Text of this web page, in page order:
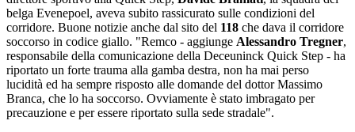
belga Evenepoel, aveva subito rassicurato sulle condizioni del
corridore. Buone notizie anche dal sito del 118 che dava il corridore
soccorso in codice giallo. "Remco - aggiunge Alessandro Tregner,
responsabile della comunicazione della Deceuninck Quick Step - ha
riportato un forte trauma alla gamba destra, non ha mai perso
lucidità ed ha sempre risposto alle domande del dottor Massimo
Branca, che lo ha soccorso. Ovviamente è stato imbragato per
precauzione e per essere riportato sulla sede stradale".